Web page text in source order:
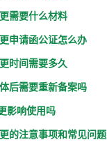
需要什么材料
申请函公证怎么办
时间需要多久
后需要重新备案吗
影响使用吗
的注意事项和常见问题